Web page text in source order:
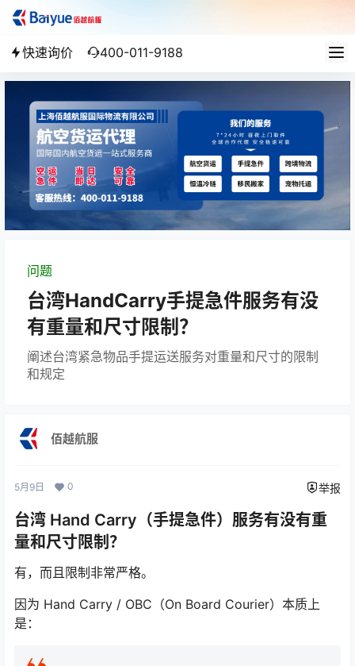
快速询价 400-011-9188
问题
台湾HandCarry手提急件服务有没
有重量和尺寸限制？
阐述台湾紧急物品手提运送服务对重量和尺寸的限制
和规定
佰越航服
5月9日 0 举报
台湾 Hand Carry（手提急件）服务有没有重
量和尺寸限制？
有，而且限制非常严格。
因为 Hand Carry / OBC（On Board Courier）本质上
是：